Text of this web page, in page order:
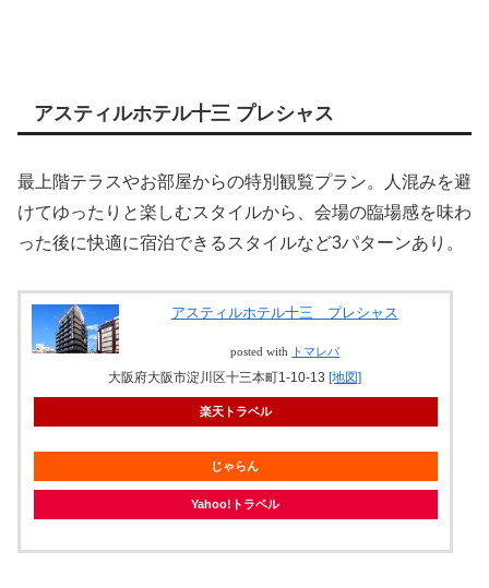
アスティルホテル十三 プレシャス
最上階テラスやお部屋からの特別観覧プラン。人混みを避
けてゆったりと楽しむスタイルから、会場の臨場感を味わ
った後に快適に宿泊できるスタイルなど3パターンあり。
アスティルホテル十三 プレシャス
posted with トマレバ
大阪府大阪市淀川区十三本町1-10-13 [地図]
楽天トラベル
じゃらん
Yahoo!トラベル